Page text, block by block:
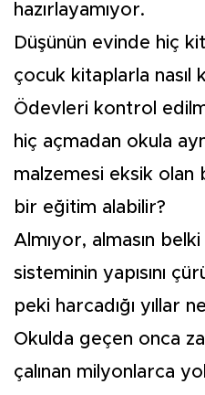
hazırlayamıyor.
Düşünün evinde hiç
çocuk kitaplarla nasıl
Ödevleri kontrol
hiç açmadan okula
malzemesi eksik olan
bir eğitim alabilir?
Almıyor, almasın
sisteminin yapısını
peki harcadığı yıllar
Okulda geçen onca
çalınan milyonlarca